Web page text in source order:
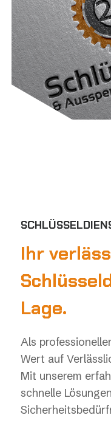
Ihr
Lage.
Als
Wert auf
Mit unserem
schnelle